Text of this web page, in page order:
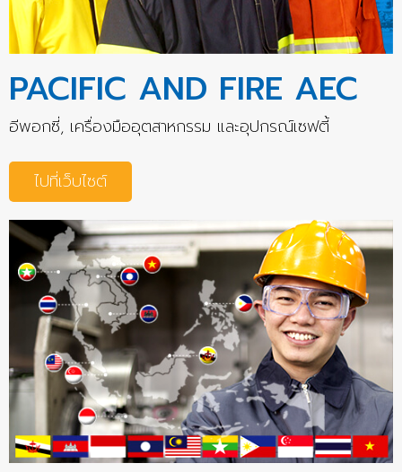
PACIFIC AND FIRE AEC
อีพอกซี่, เครื่องมืออุตสาหกรรม และอุปกรณ์เซฟตี้
ไปที่เว็บไซต์